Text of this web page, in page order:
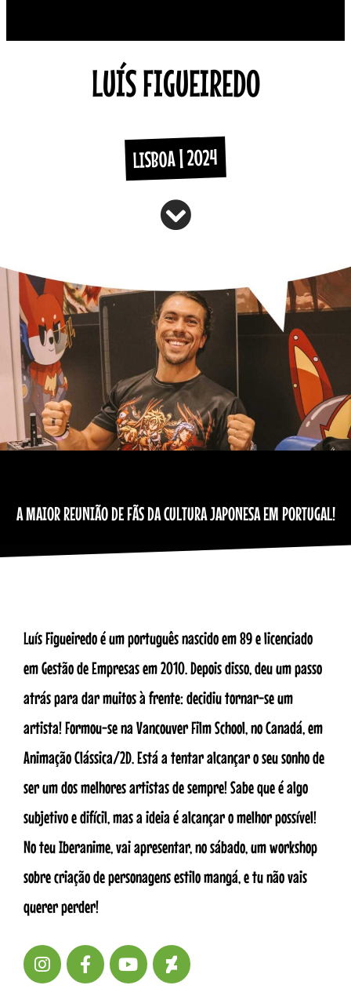
LUÍS FIGUEIREDO
LISBOA | 2024
A MAIOR REUNIÃO DE FÃS DA CULTURA JAPONESA EM PORTUGAL!
Luís Figueiredo é um português nascido em 89 e licenciado
em Gestão de Empresas em 2010. Depois disso, deu um passo
atrás para dar muitos à frente: decidiu tornar-se um
artista! Formou-se na Vancouver Film School, no Canadá, em
Animação Clássica/2D. Está a tentar alcançar o seu sonho de
ser um dos melhores artistas de sempre! Sabe que é algo
subjetivo e difícil, mas a ideia é alcançar o melhor possível!
No teu Iberanime, vai apresentar, no sábado, um workshop
sobre criação de personagens estilo mangá, e tu não vais
querer perder!